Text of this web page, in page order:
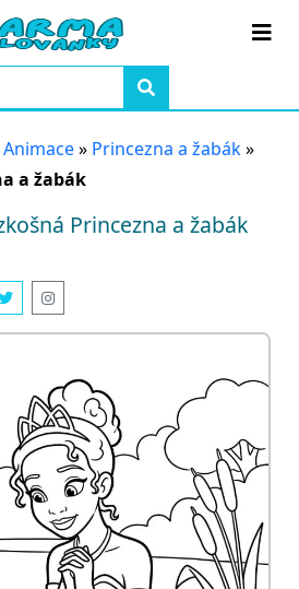
Animace» Princezna a žabák»
a žabák
Princezna a žabák